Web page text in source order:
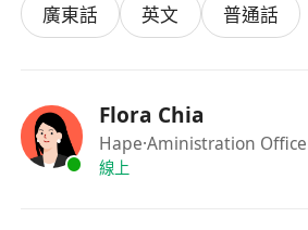
廣東話
英文 普通話
Flora Chia
Hape·Aministration
線上